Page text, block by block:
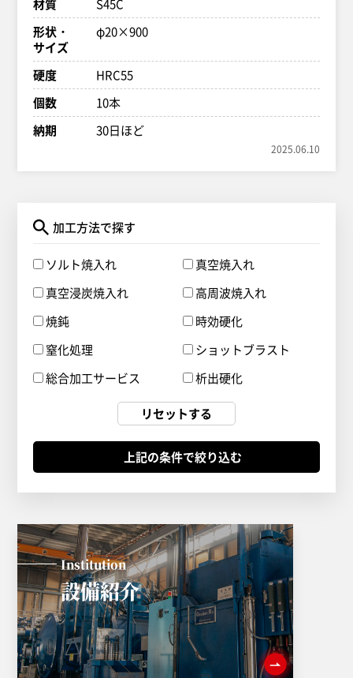
材質
S45C
形状・
サイズ
φ20×900
硬度
HRC55
個数
10本
納期
30日ほど
2025.06.10
加工方法で探す
ソルト焼入れ
真空焼入れ
真空浸炭焼入れ
高周波焼入れ
焼鈍
時効硬化
窒化処理
ショットブラスト
総合加工サービス
析出硬化
リセットする
Institution
設備紹介